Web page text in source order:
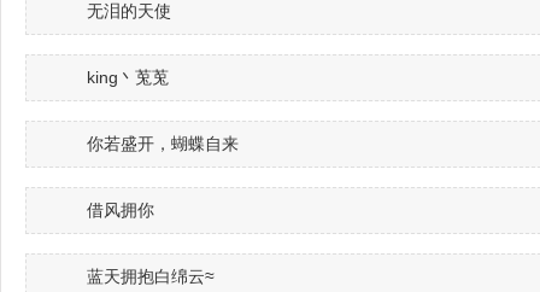
无泪的天使
king丶莵莵
你若盛开，蝴蝶自来
借风拥你
蓝天拥抱白绵云≈